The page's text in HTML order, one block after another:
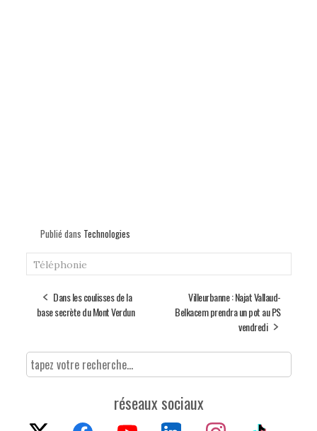
Publié dans Technologies
Téléphonie
Dans les coulisses de la
base secrète du Mont Verdun
Villeurbanne : Najat Vallaud-
Belkacem prendra un pot au PS
vendredi
réseaux sociaux